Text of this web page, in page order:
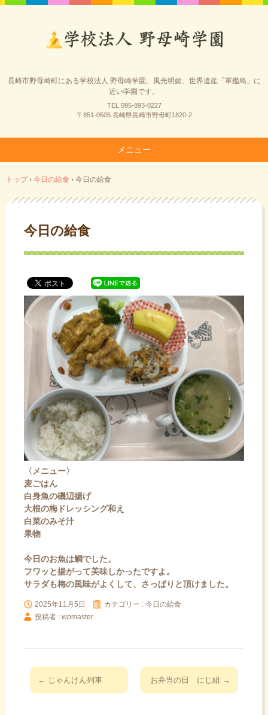
長崎市野母崎町にある学校法人 野母崎学園。風光明媚、世界遺産「軍艦島」に
近い学園です。
TEL 095-893-0227
〒851-0505 長崎県長崎市野母町1820-2
メニュー
ン
テ
トップ › 今日の給食 › 今日の給食
今日の給食
〈メニュー〉
麦ごはん
白身魚の磯辺揚げ
大根の梅ドレッシング和え
白菜のみそ汁
果物
今日のお魚は鯛でした。
フワッと揚がって美味しかったですよ。
サラダも梅の風味がよくして、さっぱりと頂けました。
2025年11月5日 カテゴリー : 今日の給食
投稿者 : wpmaster
投
稿
← じゃんけん列車 お弁当の日 にじ組 →